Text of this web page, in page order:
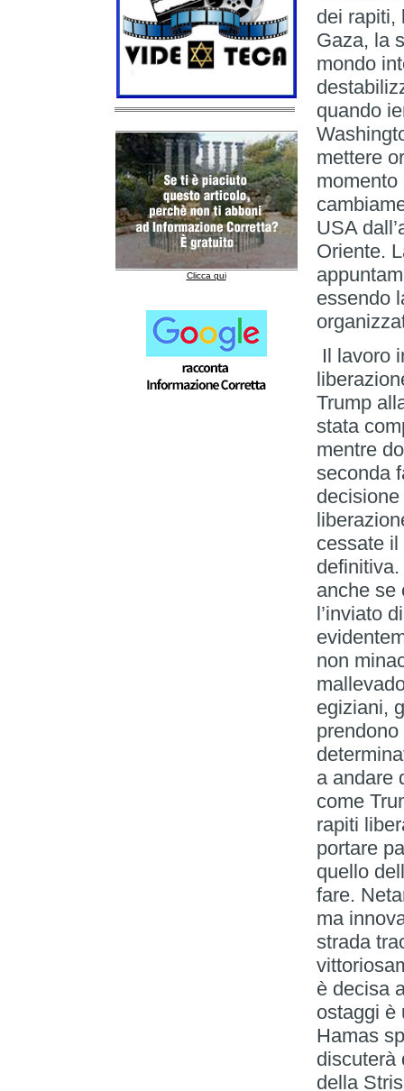
Clicca qui
dei rapiti,
Gaza, la
mondo
quando
mettere
USA
Oriente.
essendo
Il lavoro
Trump
stata
mentre
seconda
decisione
cessate
anche se
l’inviato
non
egiziani,
a andare
come
rapiti
portare
quello
fare.
ma
strada
è decisa
ostaggi è
Hamas
discuterà
della